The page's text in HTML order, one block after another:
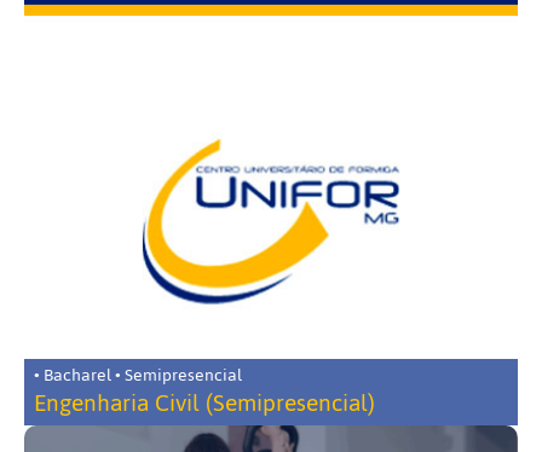
• Bacharel • Semipresencial
Engenharia Civil (Semipresencial)